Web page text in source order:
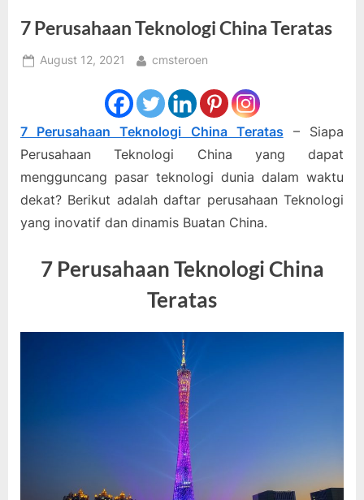
7 Perusahaan Teknologi China Teratas
Posted
August 12, 2021 By
cmsteroen
7 Perusahaan Teknologi China Teratas – Siapa
Perusahaan Teknologi China yang dapat
mengguncang pasar teknologi dunia dalam waktu
dekat? Berikut adalah daftar perusahaan Teknologi
yang inovatif dan dinamis Buatan China.
7 Perusahaan Teknologi China
Teratas